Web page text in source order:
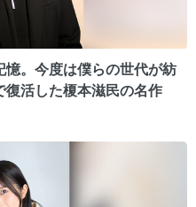
。今度は僕らの世代が紡
活した榎本滋民の名作